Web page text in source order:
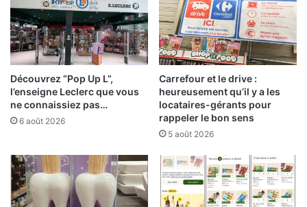
Découvrez “Pop Up L”,
l’enseigne Leclerc que vous
ne connaissiez pas…
6 août 2026
Carrefour et le drive :
heureusement qu’il y a les
locataires-gérants pour
rappeler le bon sens
5 août 2026